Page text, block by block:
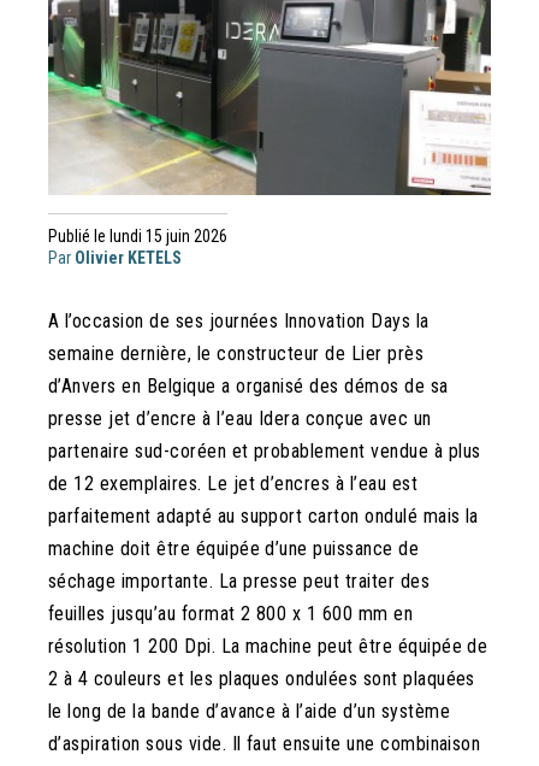
Publié le lundi 15 juin 2026
Par Olivier KETELS
A l’occasion de ses journées Innovation Days la
semaine dernière, le constructeur de Lier près
d’Anvers en Belgique a organisé des démos de sa
presse jet d’encre à l’eau Idera conçue avec un
partenaire sud-coréen et probablement vendue à plus
de 12 exemplaires. Le jet d’encres à l’eau est
parfaitement adapté au support carton ondulé mais la
machine doit être équipée d’une puissance de
séchage importante. La presse peut traiter des
feuilles jusqu’au format 2 800 x 1 600 mm en
résolution 1 200 Dpi. La machine peut être équipée de
2 à 4 couleurs et les plaques ondulées sont plaquées
le long de la bande d’avance à l’aide d’un système
d’aspiration sous vide. Il faut ensuite une combinaison